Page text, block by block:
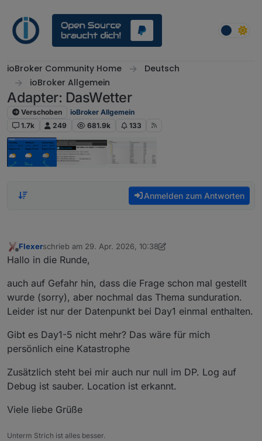
ioBroker Community Home
Deutsch
ioBroker Allgemein
Adapter: DasWetter
Verschoben
ioBroker Allgemein
1.7k
249 681.9k 133
Anmelden zum Antworten
Offline
Flexerschrieb am 29. Apr. 2026, 10:38
zuletzt editiert von Flexer
Hallo in die Runde,
auch auf Gefahr hin, dass die Frage schon mal gestellt
wurde (sorry), aber nochmal das Thema sunduration.
Leider ist nur der Datenpunkt bei Day1 einmal enthalten.
Gibt es Day1-5 nicht mehr? Das wäre für mich
persönlich eine Katastrophe
Zusätzlich steht bei mir auch nur null im DP. Log auf
Debug ist sauber. Location ist erkannt.
Viele liebe Grüße
Unterm Strich ist alles besser.